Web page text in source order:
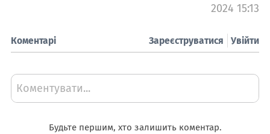
2024 15:13
Коментарі Увійти
Зареєструватися
Коментувати...
Будьте першим, хто залишить коментар.